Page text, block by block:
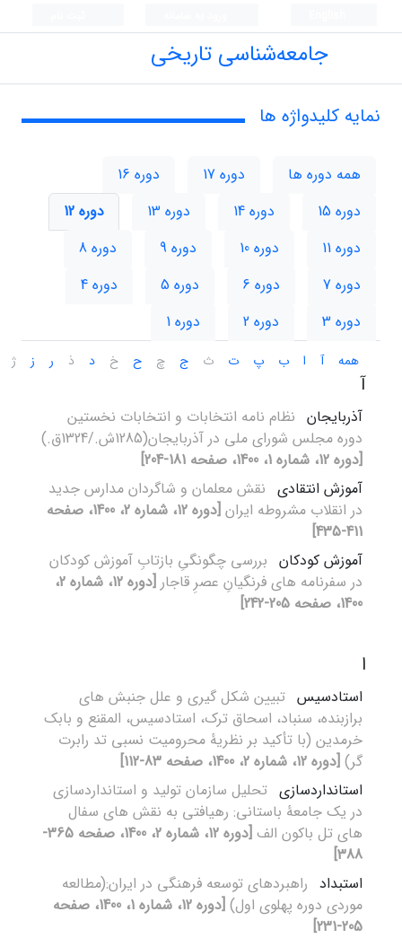
جامعه‌شناسی تاریخی
نمایه کلیدواژه ها
همه دوره ها دوره 17
دوره 16
دوره 15
دوره 14 دوره 13
دوره 12
دوره 11
دوره 10 دوره 9
دوره 8
دوره 7
دوره 6 دوره 5
دوره 4
دوره 3
دوره 2 دوره 1
همه آ ا ب پ ت ث ج چ ح خ د ذ ر ز ژ
آ
آذربایجان نظام نامه انتخابات و انتخابات نخستین
دوره مجلس شورای ملی در آذربایجان(1285ش./1324ق.)
[دوره 12، شماره 1، 1400، صفحه 181-204]
آموزش انتقادی نقش معلمان و شاگردان مدارس جدید
در انقلاب مشروطه ایران
[دوره 12، شماره 2، 1400، صفحه
411-435]
آموزش کودکان بررسی چگونگیِ بازتابِ آموزش‌ کودکان
در سفرنامه های فرنگیانِ عصرِ قاجار
[دوره 12، شماره 2،
1400، صفحه 205-242]
ا
استادسیس تبیین شکل گیری و علل جنبش های
برازبنده، سنباد، اسحاق ترک، استادسیس، المقنع و بابک
خرمدین (با تأکید بر نظریۀ محرومیت نسبی تد رابرت
گر) [دوره 12، شماره 2، 1400، صفحه 83-112]
استانداردسازی تحلیل سازمان تولید و استانداردسازی
در یک جامعۀ باستانی: رهیافتی به نقش های سفال
های تل باکون الف
[دوره 12، شماره 2، 1400، صفحه 365-
388]
استبداد راهبردهای توسعه فرهنگی در ایران:(مطالعه
موردی دوره پهلوی اول)
[دوره 12، شماره 1، 1400، صفحه
205-231]